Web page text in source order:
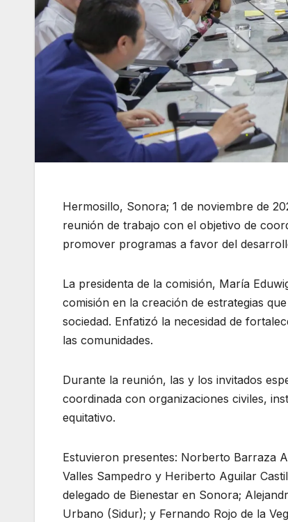
Hermosillo, Sonora; 1 de noviembre de
reunión de trabajo con el objetivo de
promover programas a favor del
La presidenta de la comisión, María
comisión en la creación de estrategias
sociedad. Enfatizó la necesidad de
las comunidades.
Durante la reunión, las y los invitados
coordinada con organizaciones civiles,
equitativo.
Estuvieron presentes: Norberto Barraza
Valles Sampedro y Heriberto Aguilar
delegado de Bienestar en Sonora;
Urbano (Sidur); y Fernando Rojo de la